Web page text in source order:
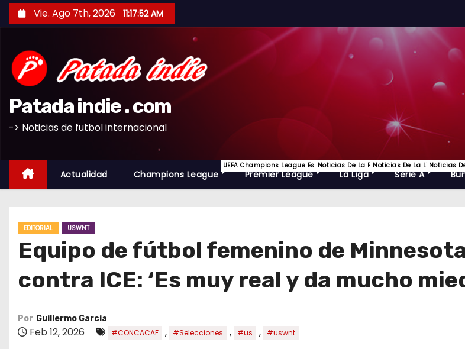
t
Vie. Ago 7th, 2026 11:17:53 AM
Patada indie . com
-> Noticias de futbol internacional
Actualidad Champions League
UEFA Champions League Es Uno De Los Torneos De Fútbol Más
Premier League
Noticias De La Premier League, EPL Lo
La Liga
Noticias De La Liga
Serie A
Noticias
EDITORIAL USWNT
Equipo de fútbol femenino de
contra ICE: ‘Es muy real y da mucho
Por Guillermo Garcia
Feb 12, 2026 #CONCACAF , #Selecciones , #us , #uswnt